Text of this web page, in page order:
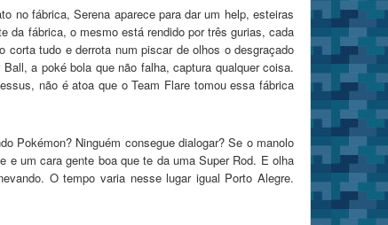
no fábrica, Serena aparece para dar um help, esteiras
da fábrica, o mesmo está rendido por três gurias, cada
tudo e derrota num piscar de olhos o desgraçado
a poké bola que não falha, captura qualquer coisa.
não é atoa que o Team Flare tomou essa fábrica
Pokémon? Ninguém consegue dialogar? Se o manolo
e um cara gente boa que te da uma Super Rod. E olha
O tempo varia nesse lugar igual Porto Alegre.